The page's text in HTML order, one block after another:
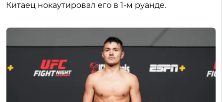
Китаец нокаутировал его в 1-м руанде.